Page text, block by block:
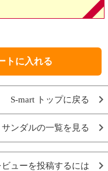
トに入れる
S-mart トップに戻る
ンダルの一覧を見る
ューを投稿するには